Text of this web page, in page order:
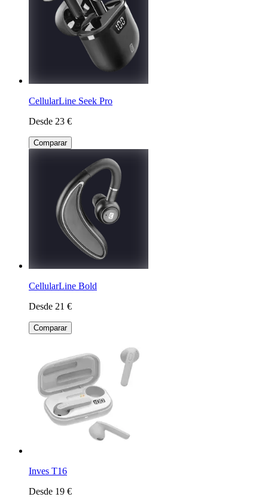
CellularLine Seek Pro
Desde 23 €
Comparar
CellularLine Bold
Desde 21 €
Comparar
Inves T16
Desde 19 €